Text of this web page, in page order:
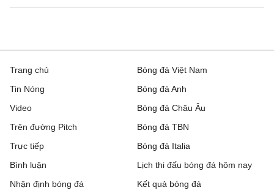
Trang chủ
Tin Nóng
Video
Trên đường Pitch
Trực tiếp
Bóng đá Việt Nam
Bóng đá Anh
Bóng đá Châu Âu
Bóng đá TBN
Bóng đá Italia
Bình luận
Nhận định bóng đá
Lịch thi đấu bóng đá hôm nay
Kết quả bóng đá